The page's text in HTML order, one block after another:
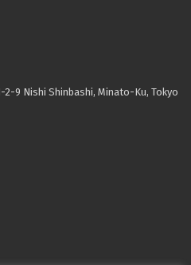
2-9 Nishi Shinbashi, Minato-Ku, Tokyo